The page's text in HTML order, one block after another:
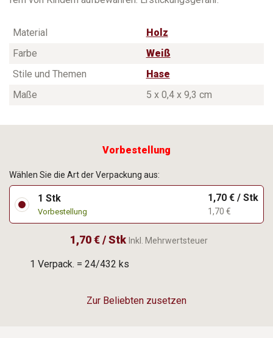
Material
Holz
Farbe
Weiß
Stile und Themen
Hase
Maße
5 x 0,4 x 9,3 cm
Vorbestellung
1 Verpack. = 24/432 ks
Zur Beliebten zusetzen
Wählen Sie die Art der Verpackung aus:
1 Stk
Vorbestellung
1,70 € / Stk
1,70 €
1,70 € / Stk Inkl. Mehrwertsteuer